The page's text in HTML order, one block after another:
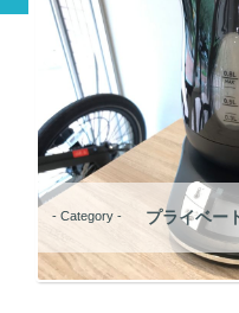
- Category - プライベー